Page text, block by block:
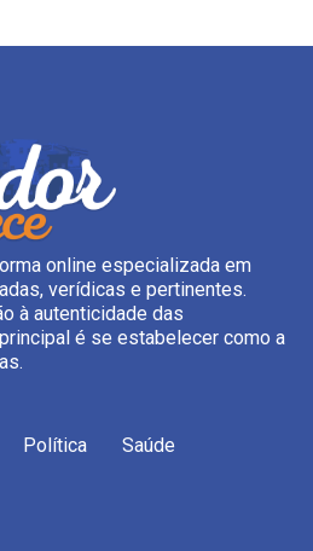
online especializada em
verídicas e pertinentes.
à autenticidade das
é se estabelecer como a
Política Saúde